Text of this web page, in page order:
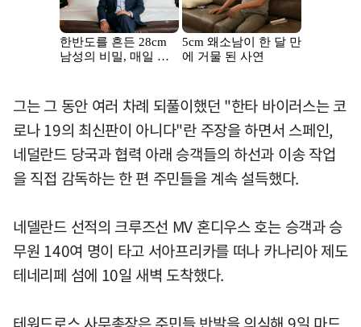
그는 그 동안 여러 차례 되풀이했던 "한타 바이러스는 코
로나 19의 최신판이 아니다"란 주장을 하면서 스페인,
네덜란드 당국과 협력 아래 승객들의 하선과 이송 작업
을 직접 감독하는 한 편 주민들을 계속 설득했다.
네델란드 선적의 크루즈선 MV 혼디우스 호는 승객과 승
무원 140여 명이 타고 서아프리카를 떠나 카나리아 제도
테네리페 섬에 10일 새벽 도착했다.